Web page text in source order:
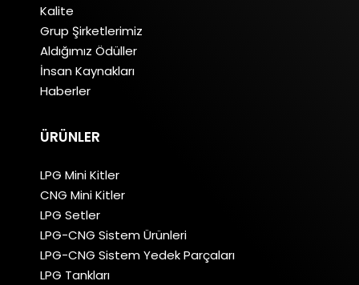
Kalite
Grup Şirketlerimiz
Aldığımız Ödüller
İnsan Kaynakları
Haberler
ÜRÜNLER
LPG Mini Kitler
CNG Mini Kitler
LPG Setler
LPG-CNG Sistem Ürünleri
LPG-CNG Sistem Yedek Parçaları
LPG Tankları